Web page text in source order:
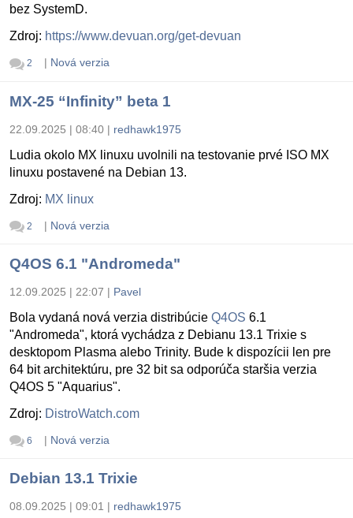
bez SystemD.
Zdroj: https://www.devuan.org/get-devuan
2 | Nová verzia
MX-25 “Infinity” beta 1
22.09.2025 | 08:40 | redhawk1975
Ludia okolo MX linuxu uvolnili na testovanie prvé ISO MX
linuxu postavené na Debian 13.
Zdroj: MX linux
2 | Nová verzia
Q4OS 6.1 "Andromeda"
12.09.2025 | 22:07 | Pavel
Bola vydaná nová verzia distribúcie Q4OS 6.1
"Andromeda", ktorá vychádza z Debianu 13.1 Trixie s
desktopom Plasma alebo Trinity. Bude k dispozícii len pre
64 bit architektúru, pre 32 bit sa odporúča staršia verzia
Q4OS 5 "Aquarius".
Zdroj: DistroWatch.com
6 | Nová verzia
Debian 13.1 Trixie
08.09.2025 | 09:01 | redhawk1975